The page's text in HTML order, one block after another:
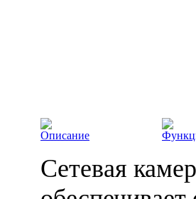
Описание
Сетевая